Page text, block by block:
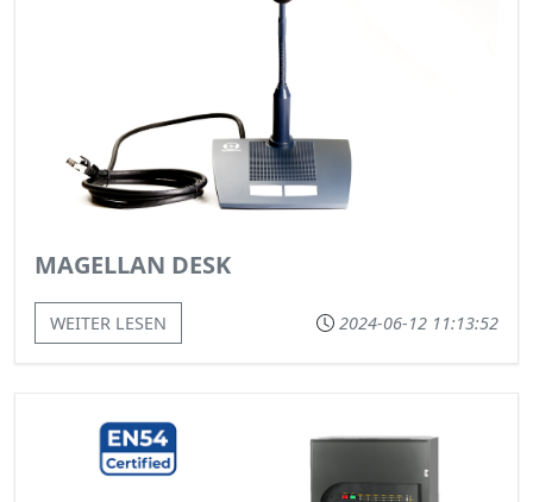
MAGELLAN DESK
WEITER LESEN 2024-06-12 11:13:52